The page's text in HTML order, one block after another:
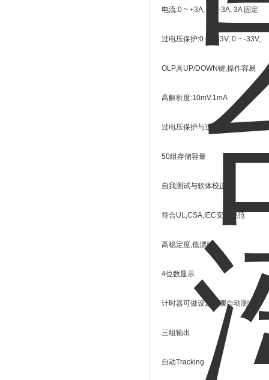
电流:0 ~ +3A, 0 ~ -3A, 3A 固定
过电压保护:0 ~ +33V, 0 ~ -33V,
OLP具UP/DOWN键,操作容易
高解析度:10mV.1mA
过电压保护与过电流保护功能（
50组存储容量
自我测试与软体校正
符合UL,CSA,IEC安全规范
高稳定度,低漂移
4位数显示
计时器可做设定步骤自动测试
三组输出
自动Tracking